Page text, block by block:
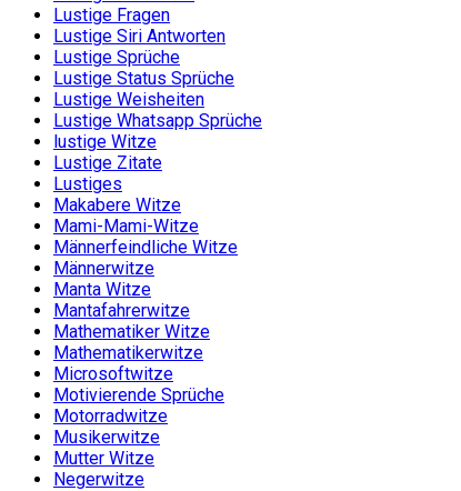
Lustige Fragen
Lustige Siri Antworten
Lustige Sprüche
Lustige Status Sprüche
Lustige Weisheiten
Lustige Whatsapp Sprüche
lustige Witze
Lustige Zitate
Lustiges
Makabere Witze
Mami-Mami-Witze
Männerfeindliche Witze
Männerwitze
Manta Witze
Mantafahrerwitze
Mathematiker Witze
Mathematikerwitze
Microsoftwitze
Motivierende Sprüche
Motorradwitze
Musikerwitze
Mutter Witze
Negerwitze